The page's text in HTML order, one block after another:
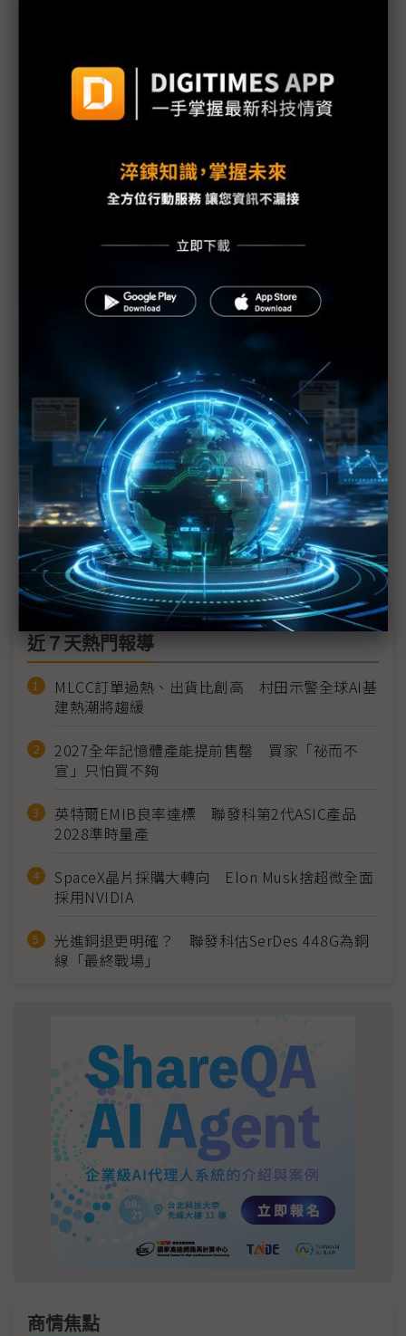
廣華海外市場拓單與智慧座艙布局發酵 2H26營運拚
重返成長軌道
墨西哥、加拿大市場開綠燈 Stellantis擬攜手零跑擴
大北美EV布局
日產借道加國解禁4.9萬輛中製EV配額 擬回銷東風
合資車款卡位美洲市場
劍麟汽車業務仍是營運核心 AI伺服器液冷散熱產品
評析：日系三雄2025財報兩極分化 日本車用供應鏈
迎三大變革
墨西哥擴大非FTA進口關稅品項 台系車用零件業者
當地取材不受影響
RFQ訂單擬2027年開花結果 業者：車用E/E化商機
外溢台電子20哥
近７天熱門報導
MLCC訂單過熱、出貨比創高 村田示警全球AI基
建熱潮將趨緩
2027全年記憶體產能提前售罄 買家「祕而不
宣」只怕買不夠
英特爾EMIB良率達標 聯發科第2代ASIC產品
2028準時量產
SpaceX晶片採購大轉向 Elon Musk捨超微全面
採用NVIDIA
光進銅退更明確？ 聯發科估SerDes 448G為銅
線「最終戰場」
商情焦點